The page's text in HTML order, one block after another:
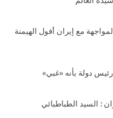
مع إيران أفول الهيمنة
دولة بأنه «غبي»
: السيد الطباطبائي